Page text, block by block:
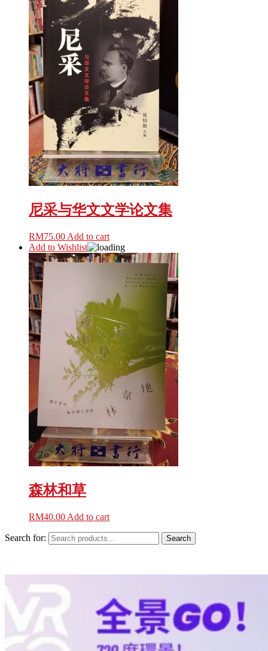
尼采与华文文学论文集
RM75.00 Add to cart
Add to Wishlist
森林和草
RM40.00 Add to cart
Search for: Search